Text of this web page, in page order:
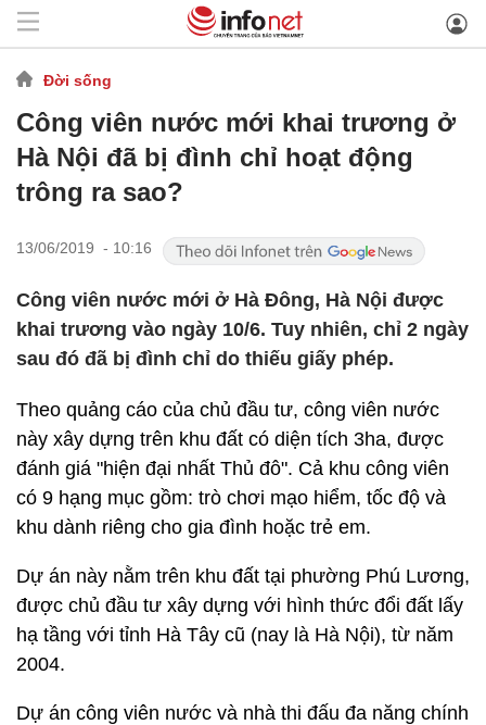
Đời sống
Công viên nước mới khai trương ở
Hà Nội đã bị đình chỉ hoạt động
trông ra sao?
13/06/2019 - 10:16
Công viên nước mới ở Hà Đông, Hà Nội được
khai trương vào ngày 10/6. Tuy nhiên, chỉ 2 ngày
sau đó đã bị đình chỉ do thiếu giấy phép.
Theo quảng cáo của chủ đầu tư, công viên nước
này xây dựng trên khu đất có diện tích 3ha, được
đánh giá "hiện đại nhất Thủ đô". Cả khu công viên
có 9 hạng mục gồm: trò chơi mạo hiểm, tốc độ và
khu dành riêng cho gia đình hoặc trẻ em.
Dự án này nằm trên khu đất tại phường Phú Lương,
được chủ đầu tư xây dựng với hình thức đổi đất lấy
hạ tầng với tỉnh Hà Tây cũ (nay là Hà Nội), từ năm
2004.
Dự án công viên nước và nhà thi đấu đa năng chính